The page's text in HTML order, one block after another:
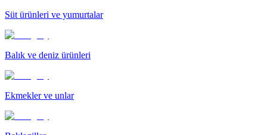
Süt ürünleri ve yumurtalar
Balık ve deniz ürünleri
Ekmekler ve unlar